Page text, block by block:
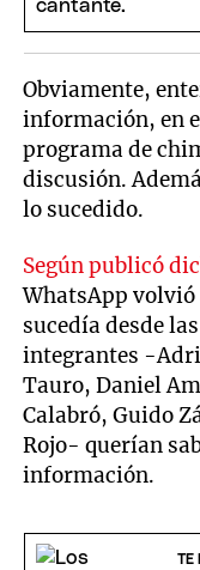
Obviamente,
información, en
programa de
discusión.
lo sucedido.
Según publicó
WhatsApp
sucedía desde
integrantes -
Tauro, Daniel
Calabró, Guido
Rojo- querían
información.
TE